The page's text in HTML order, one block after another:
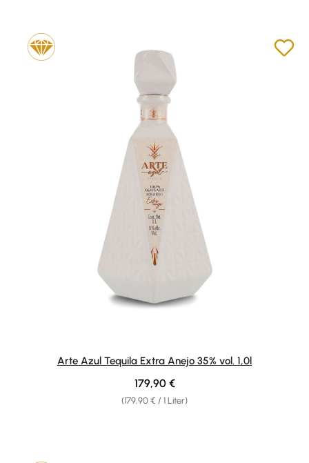
Arte Azul Tequila Extra Anejo 35% vol. 1,0l
(179,90 € / 1 Liter)
Regulärer Preis:
179,90 €